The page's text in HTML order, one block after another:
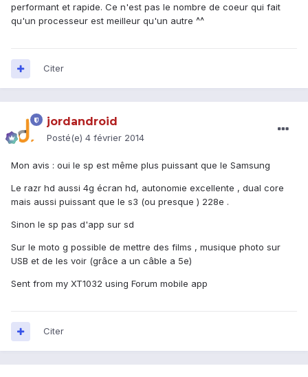
performant et rapide. Ce n'est pas le nombre de coeur qui fait
qu'un processeur est meilleur qu'un autre ^^
Citer
jordandroid
Posté(e) 4 février 2014
Mon avis : oui le sp est même plus puissant que le Samsung
Le razr hd aussi 4g écran hd, autonomie excellente , dual core
mais aussi puissant que le s3 (ou presque ) 228e .
Sinon le sp pas d'app sur sd
Sur le moto g possible de mettre des films , musique photo sur
USB et de les voir (grâce a un câble a 5e)
Sent from my XT1032 using Forum mobile app
Citer